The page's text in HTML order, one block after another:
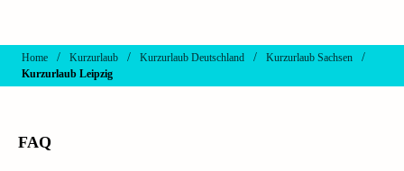
Home / Kurzurlaub / Kurzurlaub Deutschland / Kurzurlaub Sachsen /
Kurzurlaub Leipzig
FAQ